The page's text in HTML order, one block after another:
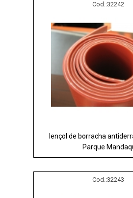
Cod.:32242
lençol de borracha
Parque
Cod.:32243